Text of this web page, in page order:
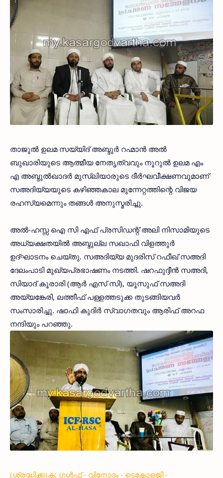
താജുല്‍ ഉലമ സയ്യിദ് അബ്ദുര്‍ റഹ്മാന്‍ അല്‍
ബുഖാരിയുടെ ആത്മീയ നേതൃത്വവും നൂറുല്‍ ഉലമ എം
എ അബ്ദുല്‍ഖാദര്‍ മുസ്ലിയാരുടെ ദീര്‍ഘവീക്ഷണവുമാണ്
സഅദിയ്യയുടെ കഴിഞ്ഞകാല മുന്നേറ്റത്തിന്റെ വിജയ
രഹസ്യമെന്നും തങ്ങള്‍ അനുസ്മരിച്ചു.
അല്‍-ഹസ്സ ഐ സി എഫ് പ്രസിഡന്റ് അലി നിസാമിയുടെ
അധ്യക്ഷതയില്‍ അബ്ദുല്ല സഖാഫി വിളത്തുര്‍
ഉദ്ഘാടനം ചെയ്തു. സഅദിയ്യ മുദരിസ് റഫീഖ് സഅദി
ദേലംപാടി മുഖ്യപ്രഭാഷണം നടത്തി. ഷറഫുദ്ദീന്‍ സഅദി,
സിയാദ് കൂരാരി (ആര്‍ എസ് സി), യൂസുഫ് സഅദി
അയ്യങ്കേരി, ലത്തീഫ് പള്ളത്തടുക്ക തുടങ്ങിയവര്‍
സംസാരിച്ചു. ഷാഫി കുദിര്‍ സ്വാഗതവും ആരിഫ് അറഫ
നന്ദിയും പറഞ്ഞു.
(ശ്രദ്ധിക്കുക: ഗൾഫ് - വിനോദം - ടെക്നോളജി -